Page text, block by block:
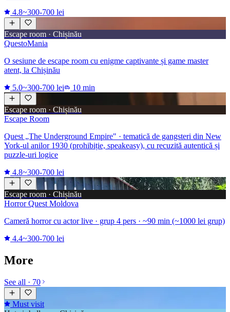
4.8~300-700 lei
Escape room · Chișinău
QuestoMania
O sesiune de escape room cu enigme captivante și game master
atent, la Chișinău
5.0~300-700 lei 10 min
Escape room · Chișinău
Escape Room
Quest „The Underground Empire" · tematică de gangsteri din New
York-ul anilor 1930 (prohibiție, speakeasy), cu recuzită autentică și
puzzle-uri logice
4.8~300-700 lei
Escape room · Chișinău
Horror Quest Moldova
Cameră horror cu actor live · grup 4 pers · ~90 min (~1000 lei grup)
4.4~300-700 lei
More
See all · 70
Must visit